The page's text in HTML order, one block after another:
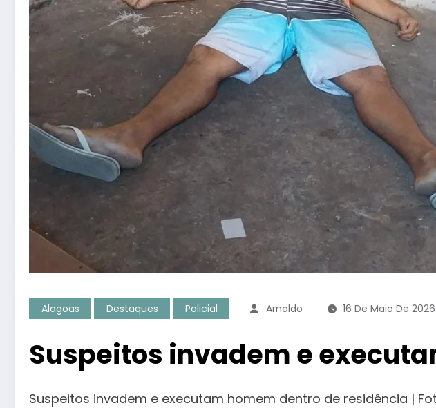
Alagoas Destaques Policial Arnaldo 16 De Maio De 2026
Suspeitos invadem e
Suspeitos invadem e executam homem dentro de residência |